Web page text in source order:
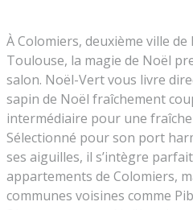
À Colomiers, deuxième ville
Toulouse, la magie de Noël
salon. Noël-Vert vous livre
sapin de Noël fraîchement
intermédiaire pour une
Sélectionné pour son port
ses aiguilles, il s’intègre
appartements de Colomiers,
communes voisines comme